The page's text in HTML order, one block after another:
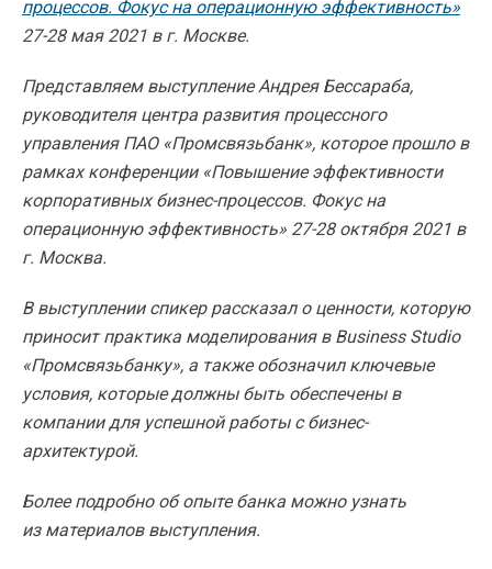
процессов. Фокус на операционную эффективность»
27-28 мая 2021 в г. Москве.
Представляем выступление Андрея Бессараба,
руководителя центра развития процессного
управления ПАО «Промсвязьбанк», которое прошло в
рамках конференции «Повышение эффективности
корпоративных бизнес-процессов. Фокус на
операционную эффективность» 27-28 октября 2021 в
г. Москва.
В выступлении спикер рассказал о ценности, которую
приносит практика моделирования в Business Studio
«Промсвязьбанку», а также обозначил ключевые
условия, которые должны быть обеспечены в
компании для успешной работы с бизнес-
архитектурой.
Более подробно об опыте банка можно узнать
из материалов выступления.